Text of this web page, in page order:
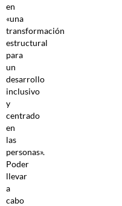
en
«una
transformación
estructural
para
un
desarrollo
inclusivo
y
centrado
en
las
personas».
Poder
llevar
a
cabo